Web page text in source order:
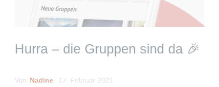
Hurra – die Gruppen sind da 🎉
Von Nadine 17. Februar 2021